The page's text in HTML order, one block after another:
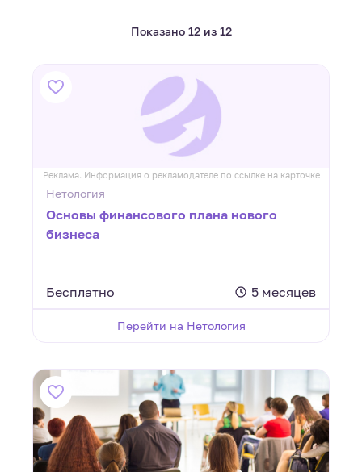
Показано 12 из 12
Реклама. Информация о рекламодателе по ссылке на карточке
Нетология
Основы финансового плана нового
бизнеса
Бесплатно 5 месяцев
Перейти на Нетология